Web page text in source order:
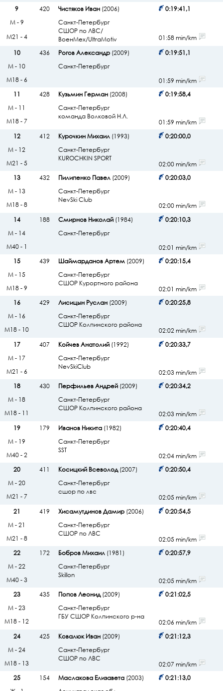
9
420 Чистяков Иван(2006)
Санкт-Петербург
СШОР по ЛВС/
ВоенМех/UltraMotiv
0:19:41,1
М - 9
М21 - 4
01:58 min/km
10
436 Рогов Александр(2009)
Санкт-Петербург
0:19:51,1
М - 10
М18 - 6
01:59 min/km
11
428 Кузьмин Герман(2008)
Санкт-Петербург
команда Волковой Н.Л.
0:19:58,4
М - 11
М18 - 7
01:59 min/km
12
412 Курочкин Михаил(1993)
Санкт-Петербург
KUROCHKIN SPORT
0:20:00,0
М - 12
М21 - 5
02:00 min/km
13
432 Пилипенко Павел(2009)
Санкт-Петербург
NevSki Club
0:20:03,0
М - 13
М18 - 8
02:00 min/km
14
188 Смирнов Николай(1984)
Санкт-Петербург
0:20:10,3
М - 14
М40 - 1
02:01 min/km
15
439 Шаймарданов Артем(2009)
Санкт-Петербург
СШОР Курортного района
0:20:15,4
М - 15
М18 - 9
02:01 min/km
16
429 Лисицын Руслан(2009)
Санкт-Петербург
СШОР Колпинского района
0:20:25,8
М - 16
М18 - 10
02:02 min/km
17
407 Койчев Анатолий(1992)
Санкт-Петербург
NevSkiClub
0:20:33,7
М - 17
М21 - 6
02:03 min/km
18
430 Перфильев Андрей(2009)
Санкт-Петербург
СШОР Колпинского района
0:20:34,2
М - 18
М18 - 11
02:03 min/km
19
179 Иванов Никита(1982)
Санкт-Петербург
SST
0:20:40,4
М - 19
М40 - 2
02:04 min/km
20
411 Косицкий Всеволод(2007)
Санкт-Петербург
сшор по лвс
0:20:50,4
М - 20
М21 - 7
02:05 min/km
21
419 Хисамутдинов Дамир(2006)
Санкт-Петербург
СШОР по ЛВС
0:20:54,5
М - 21
М21 - 8
02:05 min/km
22
172 Бобров Михаил(1981)
Санкт-Петербург
Skillon
0:20:57,9
М - 22
М40 - 3
02:05 min/km
23
435 Попов Леонид(2009)
Санкт-Петербург
ГБУ СШОР Колпинского р-на
0:21:02,5
М - 23
М18 - 12
02:06 min/km
24
425 Ковалюк Иван(2009)
Санкт-Петербург
СШОР по ЛВС
0:21:12,3
М - 24
М18 - 13
02:07 min/km
25
154 Маслакова Елизавета(2003)
0:21:13,0